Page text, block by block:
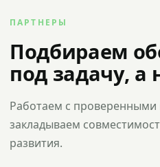
ПАРТНЕРЫ
Подбираем
под задачу, а
Работаем с
закладываем
развития.